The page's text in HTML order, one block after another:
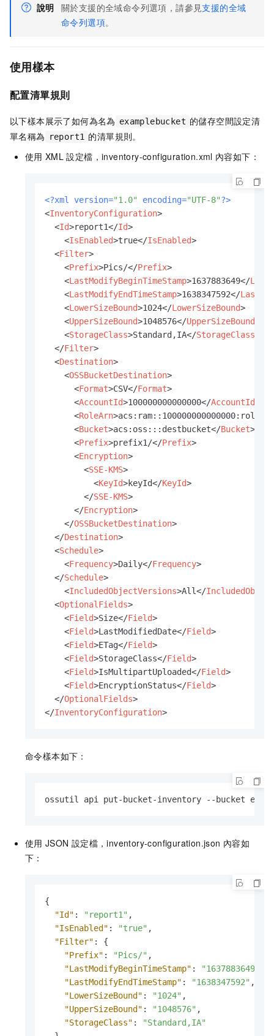
說明 關於支援的全域命令列選項，請參見支援的全域
命令列選項。
使用樣本
配置清單規則
以下樣本展示了如何為名為 examplebucket 的儲存空間設定清
單名稱為
report1 的清單規則。
使用 XML 設定檔，inventory-configuration.xml 內容如下：
<?xml version="1.0" encoding="UTF-8"?>
<InventoryConfiguration>
<Id>report1</Id>
<IsEnabled>true</IsEnabled>
<Filter>
<Prefix>Pics/</Prefix>
<LastModifyBeginTimeStamp>1637883649</
<LastModifyEndTimeStamp>1638347592</
<LowerSizeBound>1024</LowerSizeBound>
<UpperSizeBound>1048576</UpperSizeBound
<StorageClass>Standard,IA</StorageClass
</Filter>
<Destination>
<OSSBucketDestination>
<Format>CSV</Format>
<AccountId>100000000000000</AccountId
<RoleArn>acs:ram::100000000000000:role/
<Bucket>acs:oss:::destbucket</Bucket>
<Prefix>prefix1/</Prefix>
<Encryption>
<SSE-KMS>
<KeyId>keyId</KeyId>
</SSE-KMS>
</Encryption>
</OSSBucketDestination>
</Destination>
<Schedule>
<Frequency>Daily</Frequency>
</Schedule>
<IncludedObjectVersions>All</
<OptionalFields>
<Field>Size</Field>
<Field>LastModifiedDate</Field>
<Field>ETag</Field>
<Field>StorageClass</Field>
<Field>IsMultipartUploaded</Field>
<Field>EncryptionStatus</Field>
</OptionalFields>
</InventoryConfiguration>
命令樣本如下：
ossutil api put-bucket-inventory --bucket
使用 JSON 設定檔，inventory-configuration.json 內容如
下：
{
"Id" : "report1" ,
"IsEnabled" : "true" ,
"Filter" :
{
"Prefix" : "Pics/" ,
"LastModifyBeginTimeStamp" : "1637883649"
"LastModifyEndTimeStamp" : "1638347592" ,
"LowerSizeBound" : "1024" ,
"UpperSizeBound" : "1048576" ,
"StorageClass" :
"Standard,IA"